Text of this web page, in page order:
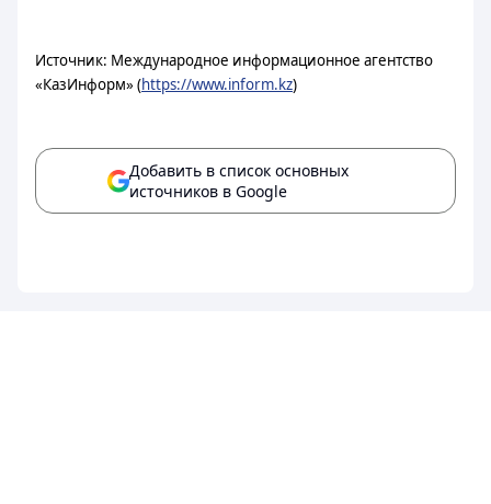
Источник: Международное информационное агентство
«КазИнформ» (https://www.inform.kz)
Добавить в список основных
источников в Google